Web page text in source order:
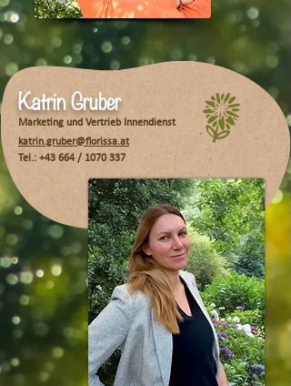
katrin.gruber@florissa.at
Tel.: +43 664 / 1070 337
Marketing und Vertrieb Innendienst
Katrin Gruber